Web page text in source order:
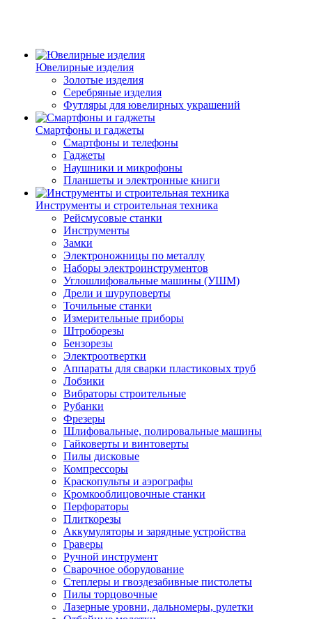
Ювелирные изделия
Золотые изделия
Серебряные изделия
Футляры для ювелирных украшений
Смартфоны и гаджеты
Смартфоны и телефоны
Гаджеты
Наушники и микрофоны
Планшеты и электронные книги
Инструменты и строительная техника
Рейсмусовые станки
Инструменты
Замки
Электроножницы по металлу
Наборы электроинструментов
Углошлифовальные машины (УШМ)
Дрели и шуруповерты
Точильные станки
Измерительные приборы
Штроборезы
Бензорезы
Электроотвертки
Аппараты для сварки пластиковых труб
Лобзики
Вибраторы строительные
Рубанки
Фрезеры
Шлифовальные, полировальные машины
Гайковерты и винтоверты
Пилы дисковые
Компрессоры
Краскопульты и аэрографы
Кромкооблицовочные станки
Перфораторы
Плиткорезы
Аккумуляторы и зарядные устройства
Граверы
Ручной инструмент
Сварочное оборудование
Степлеры и гвоздезабивные пистолеты
Пилы торцовочные
Лазерные уровни, дальномеры, рулетки